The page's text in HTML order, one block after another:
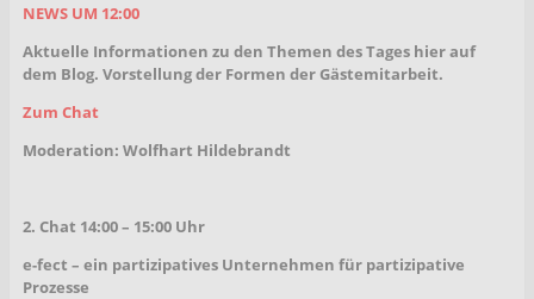
NEWS UM 12:00
Aktuelle Informationen zu den Themen des Tages hier auf
dem Blog. Vorstellung der Formen der Gästemitarbeit.
Zum Chat
Moderation: Wolfhart Hildebrandt
2. Chat 14:00 – 15:00 Uhr
e-fect – ein partizipatives Unternehmen für partizipative
Prozesse